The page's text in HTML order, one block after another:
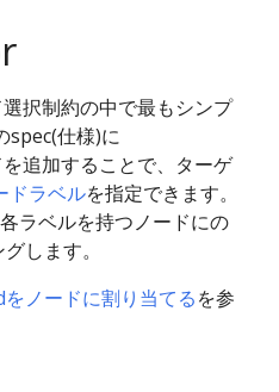
択制約の中で最もシンプ
spec(仕様)に
追加することで、ターゲ
ドラベルを指定できます。
ラベルを持つノードにの
します。
をノードに割り当てるを参